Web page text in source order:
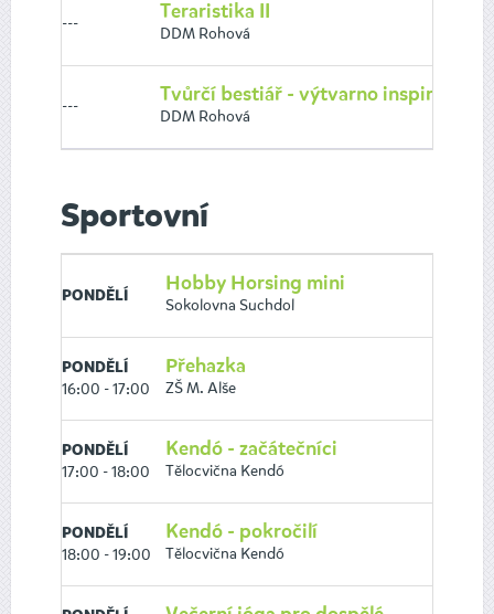
---
Teraristika II
DDM Rohová
---
Tvůrčí bestiář - výtvarno inspirované
DDM Rohová
Sportovní
PONDĚLÍ
Hobby Horsing mini
Sokolovna Suchdol
PONDĚLÍ
16:00 - 17:00
Přehazka
ZŠ M. Alše
PONDĚLÍ
17:00 - 18:00
Kendó - začátečníci
Tělocvična Kendó
PONDĚLÍ
18:00 - 19:00
Kendó - pokročilí
Tělocvična Kendó